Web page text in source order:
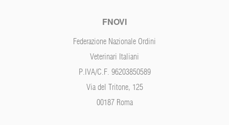
FNOVI
Federazione Nazionale Ordini
Veterinari Italiani
P.IVA/C.F. 96203850589
Via del Tritone, 125
00187 Roma